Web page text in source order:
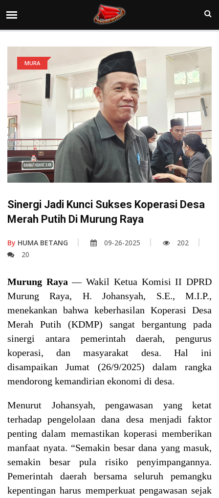
MURA
Sinergi Jadi Kunci Sukses Koperasi Desa
Merah Putih Di Murung Raya
By HUMA BETANG 09-26-2025
202
20
Murung Raya — Wakil Ketua Komisi II DPRD
Murung Raya, H. Johansyah, S.E., M.I.P.,
menekankan bahwa keberhasilan Koperasi Desa
Merah Putih (KDMP) sangat bergantung pada
sinergi antara pemerintah daerah, pengurus
koperasi, dan masyarakat desa. Hal ini
disampaikan Jumat (26/9/2025) dalam rangka
mendorong kemandirian ekonomi di desa.
Menurut Johansyah, pengawasan yang ketat
terhadap pengelolaan dana desa menjadi faktor
penting dalam memastikan koperasi memberikan
manfaat nyata. “Semakin besar dana yang masuk,
semakin besar pula risiko penyimpangannya.
Pemerintah daerah bersama seluruh pemangku
kepentingan harus memperkuat pengawasan sejak